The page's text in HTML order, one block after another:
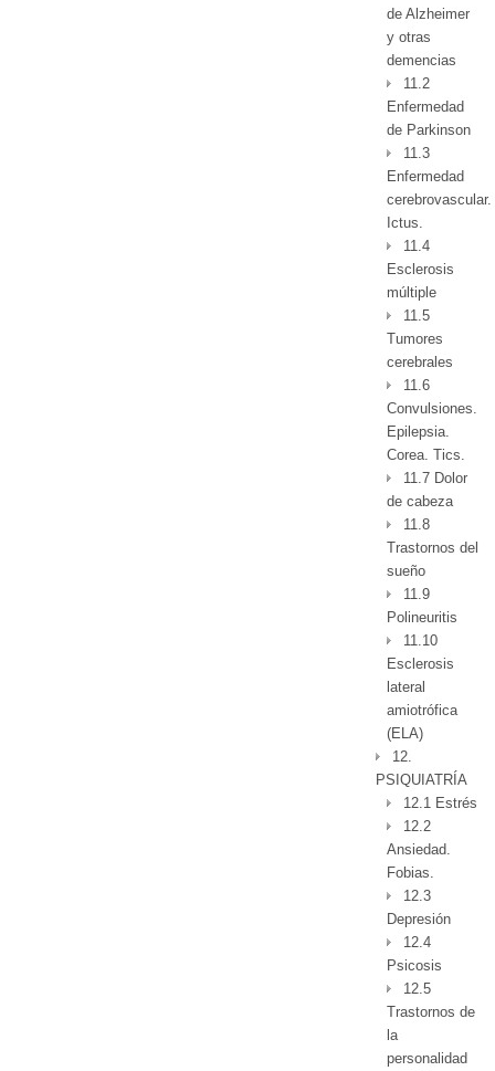
de Alzheimer
y otras
demencias
11.2
Enfermedad
de Parkinson
11.3
Enfermedad
cerebrovascular.
Ictus.
11.4
Esclerosis
múltiple
11.5
Tumores
cerebrales
11.6
Convulsiones.
Epilepsia.
Corea. Tics.
11.7 Dolor
de cabeza
11.8
Trastornos del
sueño
11.9
Polineuritis
11.10
Esclerosis
lateral
amiotrófica
(ELA)
12.
PSIQUIATRÍA
12.1 Estrés
12.2
Ansiedad.
Fobias.
12.3
Depresión
12.4
Psicosis
12.5
Trastornos de
la
personalidad